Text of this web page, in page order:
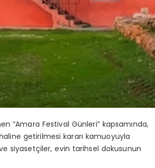
“Amara Festival Günleri” kapsamında,
getirilmesi kararı kamuoyuyla
siyasetçiler, evin tarihsel dokusunun